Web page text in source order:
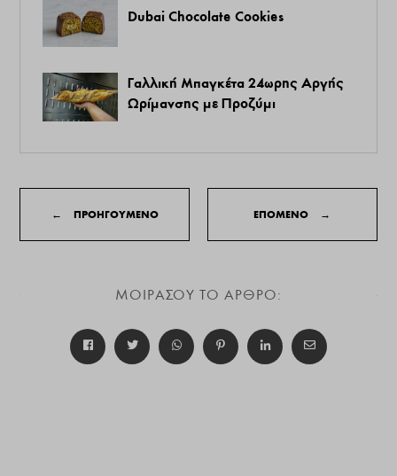
Dubai Chocolate Cookies
Γαλλική Μπαγκέτα 24ωρης Αργής
Ωρίμανσης με Προζύμι
← ΠΡΟΗΓΟΥΜΕΝΟ ΕΠΟΜΕΝΟ →
ΜΟΙΡΑΣΟΥ ΤΟ ΑΡΘΡΟ: